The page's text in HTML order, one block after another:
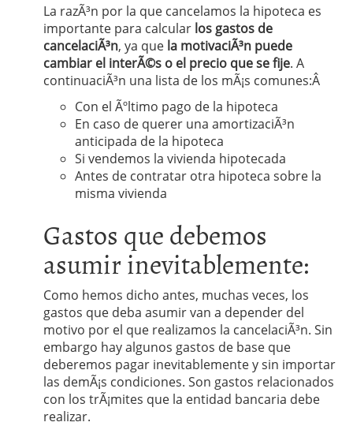
La razÃ³n por la que cancelamos la hipoteca es
importante para calcular los gastos de
cancelaciÃ³n, ya que la motivaciÃ³n puede
cambiar el interÃ©s o el precio que se fije. A
continuaciÃ³n una lista de los mÃ¡s comunes:Â
Con el Ãºltimo pago de la hipoteca
En caso de querer una amortizaciÃ³n
anticipada de la hipoteca
Si vendemos la vivienda hipotecada
Antes de contratar otra hipoteca sobre la
misma vivienda
Gastos que debemos
asumir inevitablemente:
Como hemos dicho antes, muchas veces, los
gastos que deba asumir van a depender del
motivo por el que realizamos la cancelaciÃ³n. Sin
embargo hay algunos gastos de base que
deberemos pagar inevitablemente y sin importar
las demÃ¡s condiciones. Son gastos relacionados
con los trÃ¡mites que la entidad bancaria debe
realizar.